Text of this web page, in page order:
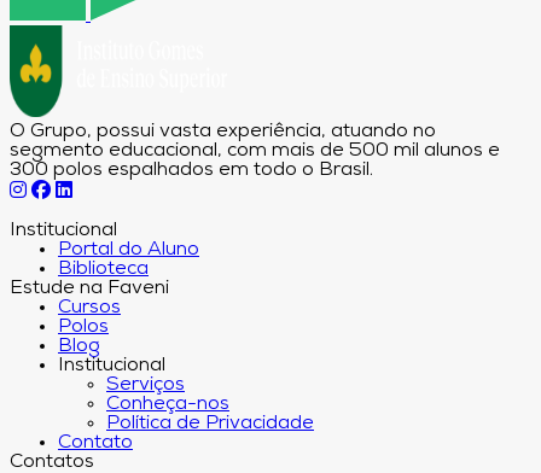
O Grupo, possui vasta experiência, atuando no
segmento educacional, com mais de 500 mil alunos e
300 polos espalhados em todo o Brasil.
Institucional
Portal do Aluno
Biblioteca
Estude na Faveni
Cursos
Polos
Blog
Institucional
Serviços
Conheça-nos
Política de Privacidade
Contato
Contatos